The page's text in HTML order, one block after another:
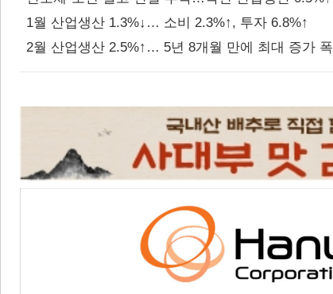
1월 산업생산 1.3%↓… 소비 2.3%↑, 투자 6.8%↑
2월 산업생산 2.5%↑… 5년 8개월 만에 최대 증가 폭